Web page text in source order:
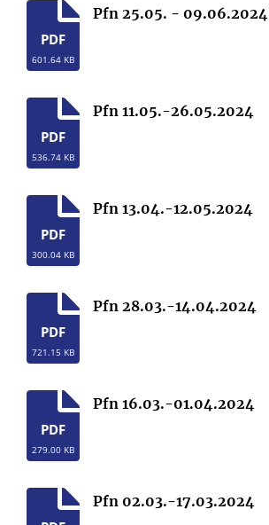
PDF
601.64 KB
Pfn 25.05. - 09.06.2024
PDF
536.74 KB
Pfn 11.05.-26.05.2024
PDF
300.04 KB
Pfn 13.04.-12.05.2024
PDF
721.15 KB
Pfn 28.03.-14.04.2024
PDF
279.00 KB
Pfn 16.03.-01.04.2024
Pfn 02.03.-17.03.2024